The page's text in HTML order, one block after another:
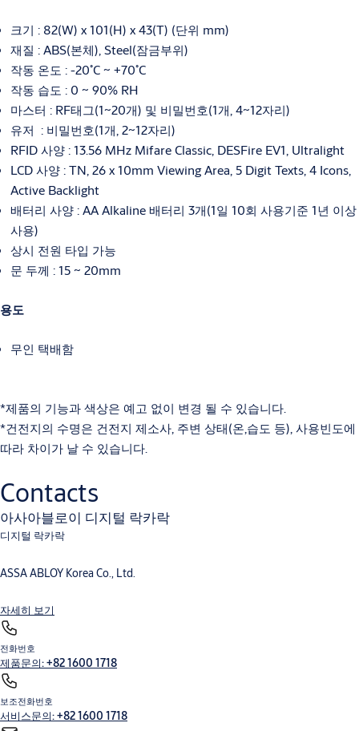
크기 : 82(W) x 101(H) x 43(T) (단위 mm)
재질 : ABS(본체), Steel(잠금부위)
작동 온도 : -20˚C ~ +70˚C
작동 습도 : 0 ~ 90% RH
마스터 : RF태그(1~20개) 및 비밀번호(1개, 4~12자리)
유저 : 비밀번호(1개, 2~12자리)
RFID 사양 : 13.56 MHz Mifare Classic, DESFire EV1, Ultralight
LCD 사양 : TN, 26 x 10mm Viewing Area, 5 Digit Texts, 4 Icons,
Active Backlight
배터리 사양 : AA Alkaline 배터리 3개(1일 10회 사용기준 1년 이상
사용)
상시 전원 타입 가능
문 두께 : 15 ~ 20mm
용도
무인 택배함
*제품의 기능과 색상은 예고 없이 변경 될 수 있습니다.
*건전지의 수명은 건전지 제소사, 주변 상태(온,습도 등), 사용빈도에
따라 차이가 날 수 있습니다.
Contacts
아사아블로이 디지털 락카락
디지털 락카락
ASSA ABLOY Korea Co., Ltd.
자세히 보기
전화번호
제품문의: +82 1600 1718
보조전화번호
서비스문의: +82 1600 1718